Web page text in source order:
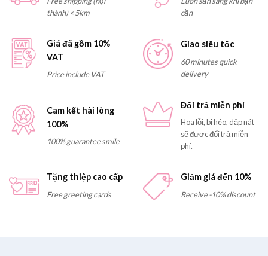
thành) < 5km
cần
Giá đã gồm 10%
VAT
Price include VAT
Giao siêu tốc
60 minutes quick
delivery
Cam kết hài lòng
100%
100% guarantee smile
Đổi trả miễn phí
Hoa lỗi, bị héo, dập nát
sẽ được đổi trả miễn
phí.
Tặng thiệp cao cấp
Free greeting cards
Giảm giá đến 10%
Receive -10% discount